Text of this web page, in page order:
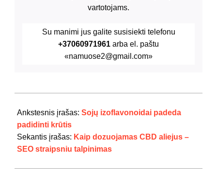
vartotojams.
Su manimi jus galite susisiekti telefonu
+37060971961 arba el. paštu
«namuose2@gmail.com»
07-
21
Ankstesnis įrašas: Sojų izoflavonoidai padeda
padidinti krūtis
Sekantis įrašas: Kaip dozuojamas CBD aliejus –
SEO straipsniu talpinimas